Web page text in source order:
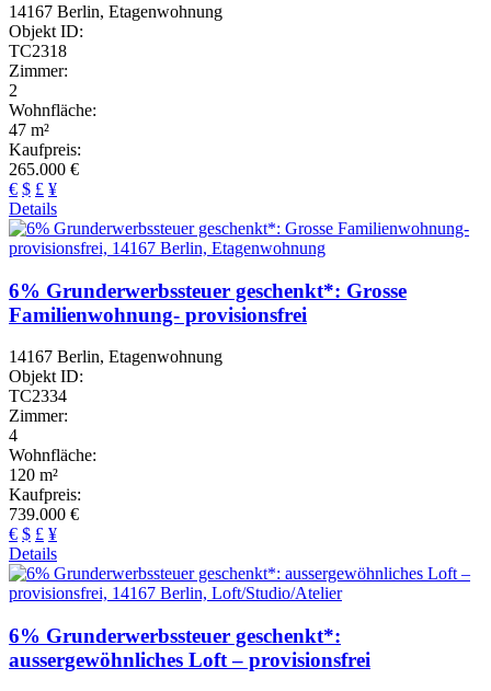
14167 Berlin, Etagenwohnung
Objekt ID:
TC2318
Zimmer:
2
Wohnfläche:
47 m²
Kaufpreis:
265.000 €
€ $ £ ¥
Details
6% Grunderwerbssteuer geschenkt*: Grosse
Familienwohnung- provisionsfrei
14167 Berlin, Etagenwohnung
Objekt ID:
TC2334
Zimmer:
4
Wohnfläche:
120 m²
Kaufpreis:
739.000 €
€ $ £ ¥
Details
6% Grunderwerbssteuer geschenkt*:
aussergewöhnliches Loft – provisionsfrei